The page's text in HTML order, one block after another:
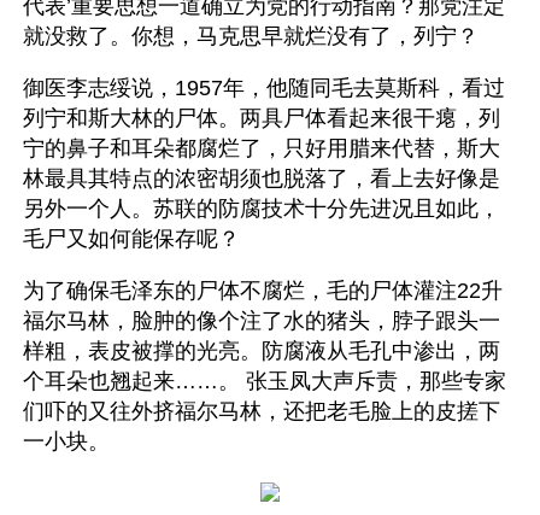
代表’重要思想一道确立为党的行动指南？那党注定
就没救了。你想，马克思早就烂没有了，列宁？
御医李志绥说，1957年，他随同毛去莫斯科，看过
列宁和斯大林的尸体。两具尸体看起来很干瘪，列
宁的鼻子和耳朵都腐烂了，只好用腊来代替，斯大
林最具其特点的浓密胡须也脱落了，看上去好像是
另外一个人。苏联的防腐技术十分先进况且如此，
毛尸又如何能保存呢？
为了确保毛泽东的尸体不腐烂，毛的尸体灌注22升
福尔马林，脸肿的像个注了水的猪头，脖子跟头一
样粗，表皮被撑的光亮。防腐液从毛孔中渗出，两
个耳朵也翘起来……。 张玉凤大声斥责，那些专家
们吓的又往外挤福尔马林，还把老毛脸上的皮搓下
一小块。